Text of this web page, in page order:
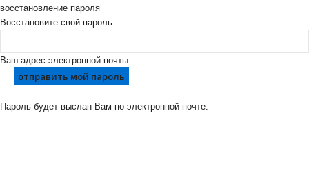
восстановление пароля
Восстановите свой пароль
Ваш адрес электронной почты
Пароль будет выслан Вам по электронной почте.